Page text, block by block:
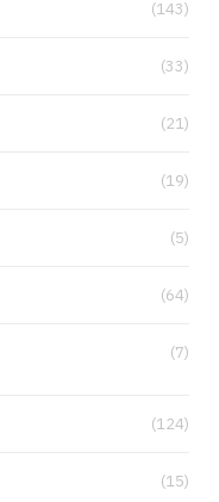
(143)
(33)
(21)
(19)
(5)
(64)
(7)
(124)
(15)